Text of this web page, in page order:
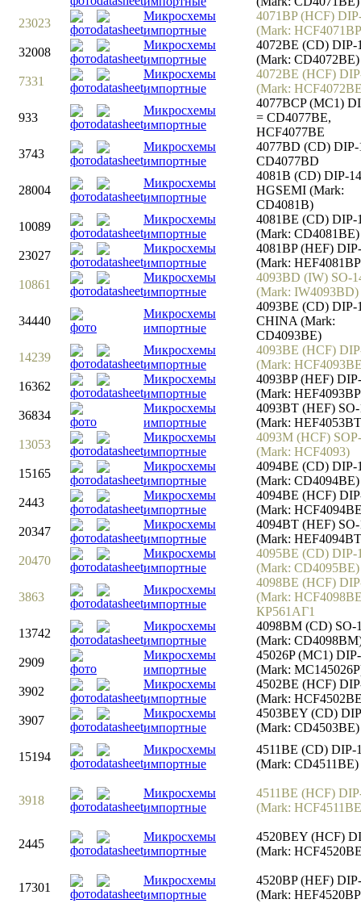
23023
Микросхемы
импортные
4071BP (HCF)
(Mark:
32008
Микросхемы
импортные
4072BE (CD) DIP-
(Mark: CD4072BE)
7331
Микросхемы
импортные
4072BE (HCF)
(Mark:
933
Микросхемы
импортные
4077BCP (MC1)
= CD4077BE,
HCF4077BE
3743
Микросхемы
импортные
4077BD (CD) DIP-
CD4077BD
28004
Микросхемы
импортные
4081B (CD) DIP-14
HGSEMI (Mark:
CD4081B)
10089
Микросхемы
импортные
4081BE (CD) DIP-
(Mark: CD4081BE)
23027
Микросхемы
импортные
4081BP (HEF)
(Mark:
10861
Микросхемы
импортные
4093BD (IW) SO-
(Mark: IW4093BD)
34440
Микросхемы
импортные
4093BE (CD) DIP-
CHINA (Mark:
CD4093BE)
14239
Микросхемы
импортные
4093BE (HCF)
(Mark:
16362
Микросхемы
импортные
4093BP (HEF)
(Mark:
36834
Микросхемы
импортные
4093BT (HEF)
(Mark:
13053
Микросхемы
импортные
4093M (HCF)
(Mark: HCF4093)
15165
Микросхемы
импортные
4094BE (CD) DIP-
(Mark: CD4094BE)
2443
Микросхемы
импортные
4094BE (HCF)
(Mark:
20347
Микросхемы
импортные
4094BT (HEF)
(Mark:
20470
Микросхемы
импортные
4095BE (CD) DIP-
(Mark: CD4095BE)
3863
Микросхемы
импортные
4098BE (HCF)
(Mark:
КР561АГ1
13742
Микросхемы
импортные
4098BM (CD) SO-
(Mark:
2909
Микросхемы
импортные
45026P (MC1)
(Mark:
3902
Микросхемы
импортные
4502BE (HCF)
(Mark:
3907
Микросхемы
импортные
4503BEY (CD)
(Mark: CD4503BE)
15194
Микросхемы
импортные
4511BE (CD) DIP-
(Mark: CD4511BE)
3918
Микросхемы
импортные
4511BE (HCF)
(Mark:
2445
Микросхемы
импортные
4520BEY (HCF)
(Mark:
17301
Микросхемы
импортные
4520BP (HEF)
(Mark: